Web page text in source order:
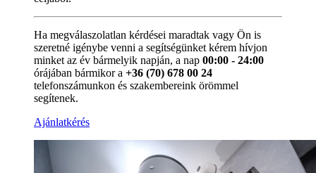
Ha megválaszolatlan kérdései maradtak vagy Ön is
szeretné igénybe venni a segítségünket kérem hívjon
minket az év bármelyik napján, a nap 00:00 - 24:00
órájában bármikor a +36 (70) 678 00 24
telefonszámunkon és szakembereink örömmel
segítenek.
Ajánlatkérés